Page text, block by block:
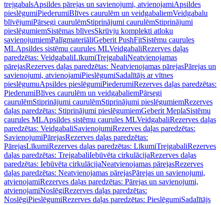
trejgabalsApsildes pārejas un savienojumi, atvienojamiApsildes
pieslēgumiPiederumiBlīves caurulēm un veidgabaliemVeidgabalu
blīvējumiPārsegi caurulēmStiprinājumi caurulēmStiprinājumi
pieslēgumiemSistēmas blīvesSkrūvju komplekti atloku
savienojumiemPalīgmateriāliGeberit PushFitSistēmu caurules
MLApsildes sistēmu caurules MLVeidgabaliRezerves daļas
paredzētas: VeidgabaliLīkumiTrejgabaliNeatvienojamas
pārejasRezerves daļas paredzētas: Neatvienojamas pārejasPārejas un
savienojumi, atvienojamiPieslēgumiSadalītājs ar vītnes
pieslēgumuApsildes pieslēgumiPiederumiRezerves daļas paredzētas:
PiederumiBlīves caurulēm un veidgabaliemPārsegi
caurulēmStiprinājumi caurulēmStiprinājumi pieslēgumiemRezerves
daļas paredzētas: Stiprinājumi pieslēgumiemGeberit MeplaSistēmu
caurules MLApsildes sistēmu caurules MLVeidgabaliRezerves daļas
paredzētas: VeidgabaliSavienojumiRezerves daļas paredzētas:
SavienojumiPārejasRezerves daļas paredzētas:
PārejasLīkumiRezerves daļas paredzētas: LīkumiTrejgabaliRezerves
daļas paredzētas: TrejgabaliIebūvēta cirkulācijaRezerves daļas
paredzētas: Iebūvēta cirkulācijaNeatvienojamas pārejasRezerves
daļas paredzētas: Neatvienojamas pārejasPārejas un savienojumi,
atvienojamiRezerves daļas paredzētas: Pārejas un savienojumi,
atvienojamiNoslēgiRezerves daļas paredzētas:
NoslēgiPieslēgumiRezerves daļas paredzētas: PieslēgumiSadalītājs